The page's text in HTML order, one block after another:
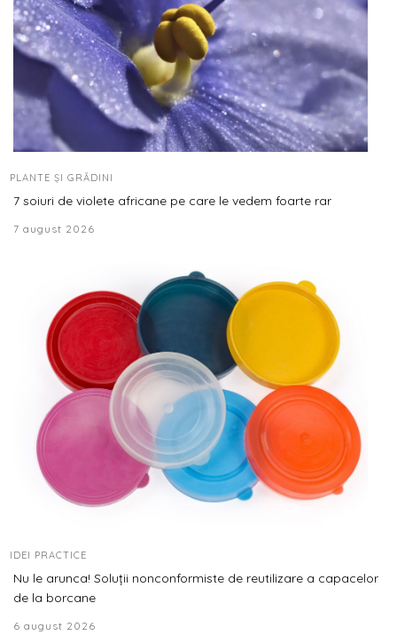
PLANTE ȘI GRĂDINI
7 soiuri de violete africane pe care le vedem foarte rar
7 august 2026
IDEI PRACTICE
Nu le arunca! Soluții nonconformiste de reutilizare a capacelor
de la borcane
6 august 2026